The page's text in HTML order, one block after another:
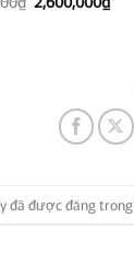
gốc hiện
đã được đăng trong